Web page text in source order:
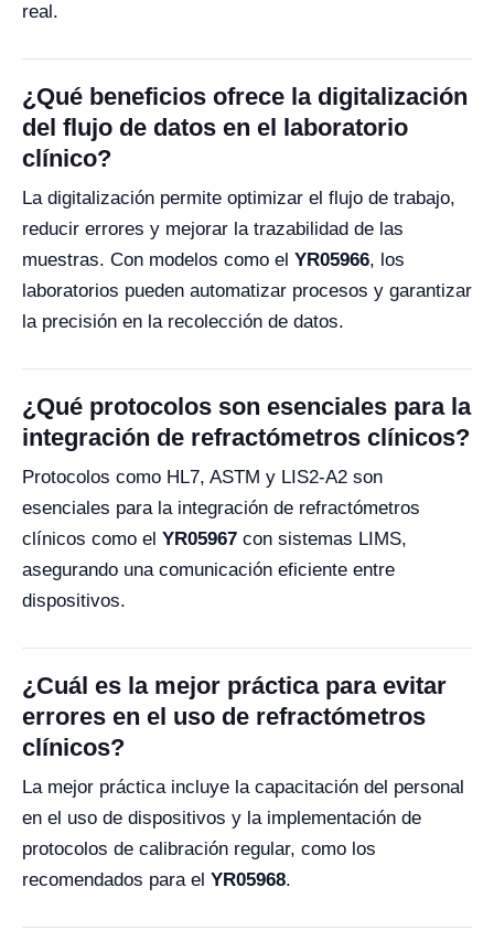
real.
¿Qué beneficios ofrece la digitalización
del flujo de datos en el laboratorio
clínico?
La digitalización permite optimizar el flujo de trabajo,
reducir errores y mejorar la trazabilidad de las
muestras. Con modelos como el YR05966, los
laboratorios pueden automatizar procesos y garantizar
la precisión en la recolección de datos.
¿Qué protocolos son esenciales para la
integración de refractómetros clínicos?
Protocolos como HL7, ASTM y LIS2-A2 son
esenciales para la integración de refractómetros
clínicos como el YR05967 con sistemas LIMS,
asegurando una comunicación eficiente entre
dispositivos.
¿Cuál es la mejor práctica para evitar
errores en el uso de refractómetros
clínicos?
La mejor práctica incluye la capacitación del personal
en el uso de dispositivos y la implementación de
protocolos de calibración regular, como los
recomendados para el YR05968.